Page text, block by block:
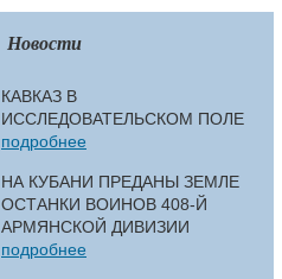
Новости
КАВКАЗ В
ИССЛЕДОВАТЕЛЬСКОМ ПОЛЕ
подробнее
НА КУБАНИ ПРЕДАНЫ ЗЕМЛЕ
ОСТАНКИ ВОИНОВ 408-Й
АРМЯНСКОЙ ДИВИЗИИ
подробнее